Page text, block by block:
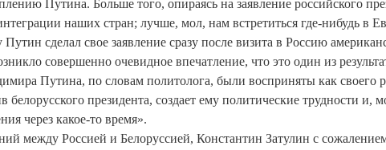
Путина. Больше того, опираясь на заявление российского
наших стран; лучше, мол, нам встретиться где-нибудь в
сделал свое заявление сразу после визита в Россию
совершенно очевидное впечатление, что это один из
Путина, по словам политолога, были восприняты как своего
президента, создает ему политические трудности и,
через какое-то время».
между Россией и Белоруссией, Константин Затулин с